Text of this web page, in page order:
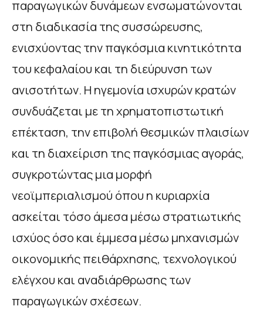
παραγωγικών δυνάμεων ενσωματώνονται
στη διαδικασία της συσσώρευσης,
ενισχύοντας την παγκόσμια κινητικότητα
του κεφαλαίου και τη διεύρυνση των
ανισοτήτων. Η ηγεμονία ισχυρών κρατών
συνδυάζεται με τη χρηματοπιστωτική
επέκταση, την επιβολή θεσμικών πλαισίων
και τη διαχείριση της παγκόσμιας αγοράς,
συγκροτώντας μια μορφή
νεοϊμπεριαλισμού όπου η κυριαρχία
ασκείται τόσο άμεσα μέσω στρατιωτικής
ισχύος όσο και έμμεσα μέσω μηχανισμών
οικονομικής πειθάρχησης, τεχνολογικού
ελέγχου και αναδιάρθρωσης των
παραγωγικών σχέσεων.